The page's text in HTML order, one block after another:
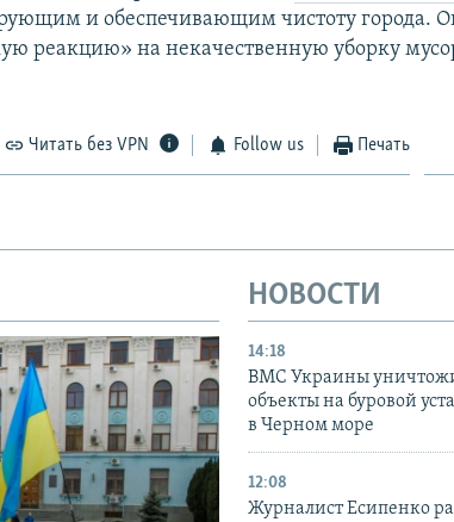
и обеспечивающим чистоту города.
реакцию» на некачественную уборку
Читать без VPN Follow us Печать
НОВОСТИ
14:18
ВМС Украины
объекты на буровой
в Черном море
12:08
Журналист Есипенко